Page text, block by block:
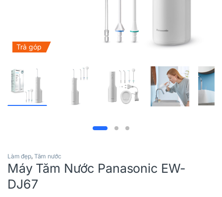
Trả góp
Làm đẹp, Tăm nước
Máy Tăm Nước Panasonic EW-
DJ67